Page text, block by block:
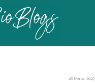
26 Marts, 2019